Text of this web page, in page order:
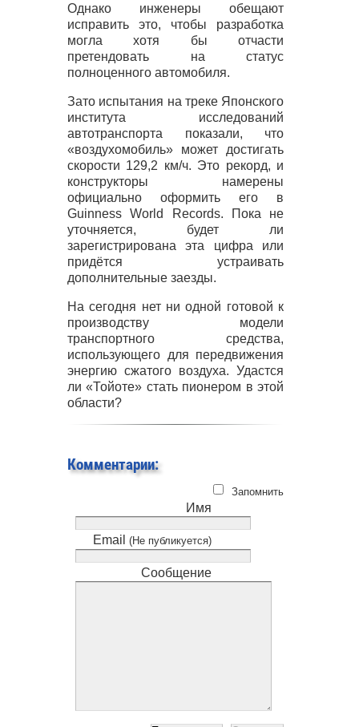
Однако инженеры обещают
исправить это, чтобы разработка
могла хотя бы отчасти
претендовать на статус
полноценного автомобиля.
Зато испытания на треке Японского
института исследований
автотранспорта показали, что
«воздухомобиль» может достигать
скорости 129,2 км/ч. Это рекорд, и
конструкторы намерены
официально оформить его в
Guinness World Records. Пока не
уточняется, будет ли
зарегистрирована эта цифра или
придётся устраивать
дополнительные заезды.
На сегодня нет ни одной готовой к
производству модели
транспортного средства,
использующего для передвижения
энергию сжатого воздуха. Удастся
ли «Тойоте» стать пионером в этой
области?
Комментарии:
Запомнить
Имя
Email (Не публикуется)
Сообщение